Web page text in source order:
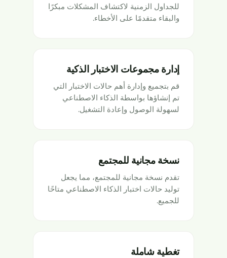
للجداول الزمنية لاكتشاف المشكلات مبكرًا
والبقاء متقدمًا على الأخطاء.
إدارة مجموعات الاختبار الذكية
قم بتجميع وإدارة أهم حالات الاختبار التي
تم إنشاؤها بواسطة الذكاء الاصطناعي
لسهولة الوصول وإعادة التشغيل.
نسخة مجانية للمجتمع
تقدم نسخة مجانية للمجتمع، مما يجعل
توليد حالات اختبار الذكاء الاصطناعي متاحًا
للجميع.
تغطية شاملة